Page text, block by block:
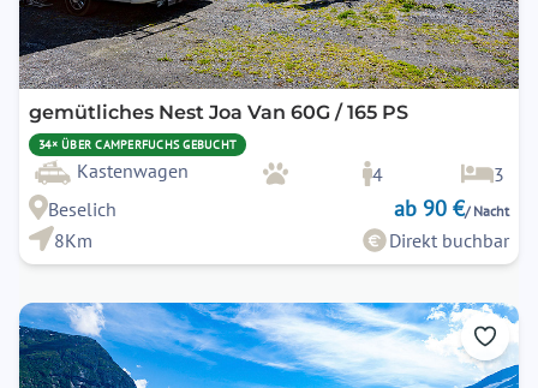
gemütliches Nest Joa Van 60G / 165 PS
34× ÜBER CAMPERFUCHS GEBUCHT
Kastenwagen 4
3
Beselich
ab 90 €/ Nacht
8Km Direkt buchbar